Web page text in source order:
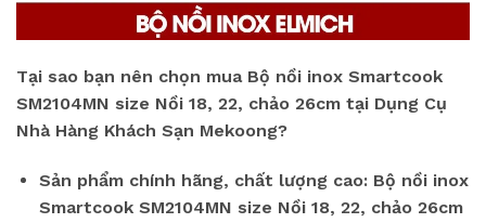
Tại sao bạn nên chọn mua Bộ nồi inox Smartcook
SM2104MN size Nồi 18, 22, chảo 26cm tại Dụng Cụ
Nhà Hàng Khách Sạn Mekoong?
Sản phẩm chính hãng, chất lượng cao: Bộ nồi inox
Smartcook SM2104MN size Nồi 18, 22, chảo 26cm